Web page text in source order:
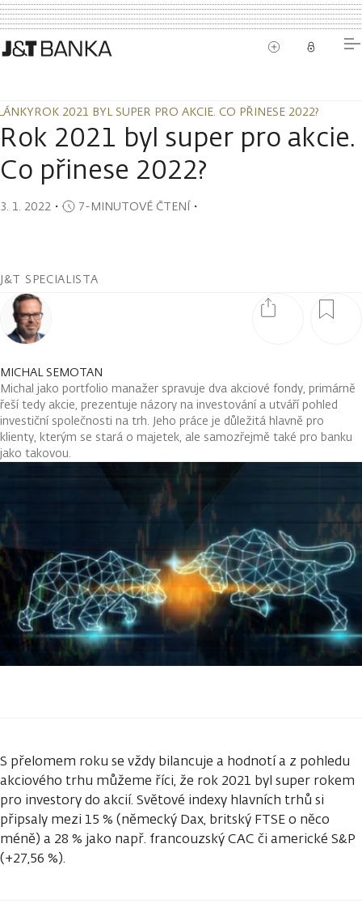
ROK 2021 BYL SUPER PRO AKCIE. CO PŘINESE 2022?
ROK 2021 BYL SUPER PRO AKCIE. CO PŘINESE 2022?
Rok 2021 byl super pro akcie.
Co přinese 2022?
3. 1. 2022 ・ 7-MINUTOVÉ ČTENÍ・
J&T SPECIALISTA
MICHAL SEMOTAN
Michal jako portfolio manažer spravuje dva akciové fondy, primárně
řeší tedy akcie, prezentuje názory na investování a utváří pohled
investiční společnosti na trh. Jeho práce je důležitá hlavně pro
klienty, kterým se stará o majetek, ale samozřejmě také pro banku
jako takovou.
S přelomem roku se vždy bilancuje a hodnotí a z pohledu
akciového trhu můžeme říci, že rok 2021 byl super rokem
pro investory do akcií. Světové indexy hlavních trhů si
připsaly mezi 15 % (německý Dax, britský FTSE o něco
méně) a 28 % jako např. francouzský CAC či americké S&P
(+27,56 %).